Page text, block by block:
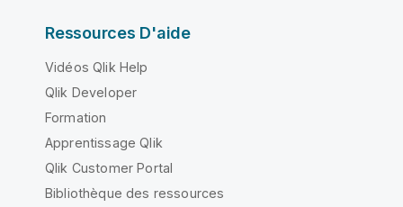
Ressources D'aide
Vidéos Qlik Help
Qlik Developer
Formation
Apprentissage Qlik
Qlik Customer Portal
Bibliothèque des ressources